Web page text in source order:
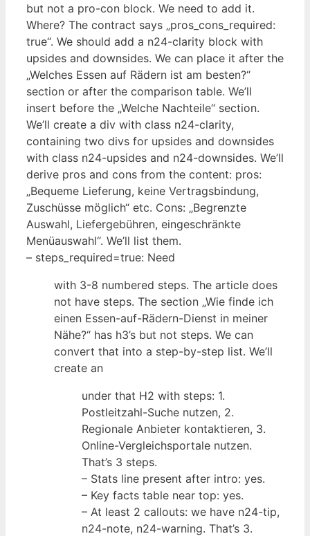
but not a pro-con block. We need to add it.
Where? The contract says „pros_cons_required:
true“. We should add a n24-clarity block with
upsides and downsides. We can place it after the
„Welches Essen auf Rädern ist am besten?“
section or after the comparison table. We’ll
insert before the „Welche Nachteile“ section.
We’ll create a div with class n24-clarity,
containing two divs for upsides and downsides
with class n24-upsides and n24-downsides. We’ll
derive pros and cons from the content: pros:
„Bequeme Lieferung, keine Vertragsbindung,
Zuschüsse möglich“ etc. Cons: „Begrenzte
Auswahl, Liefergebühren, eingeschränkte
Menüauswahl“. We’ll list them.
– steps_required=true: Need
with 3-8 numbered steps. The article does
not have steps. The section „Wie finde ich
einen Essen-auf-Rädern-Dienst in meiner
Nähe?“ has h3’s but not steps. We can
convert that into a step-by-step list. We’ll
create an
under that H2 with steps: 1.
Postleitzahl-Suche nutzen, 2.
Regionale Anbieter kontaktieren, 3.
Online-Vergleichsportale nutzen.
That’s 3 steps.
– Stats line present after intro: yes.
– Key facts table near top: yes.
– At least 2 callouts: we have n24-tip,
n24-note, n24-warning. That’s 3.